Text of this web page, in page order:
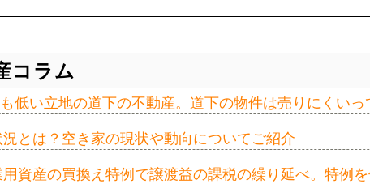
コラム
低い立地の道下の不動産。道下の物件は売りにくいっ
とは？空き家の現状や動向についてご紹介
用資産の買換え特例で譲渡益の課税の繰り延べ。特例